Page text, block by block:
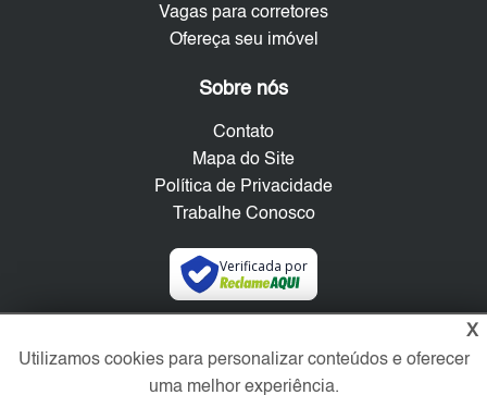
Vagas para corretores
Ofereça seu imóvel
Sobre nós
Contato
Mapa do Site
Política de Privacidade
Trabalhe Conosco
Verificada por
X
Utilizamos cookies para personalizar conteúdos e oferecer
uma melhor experiência.